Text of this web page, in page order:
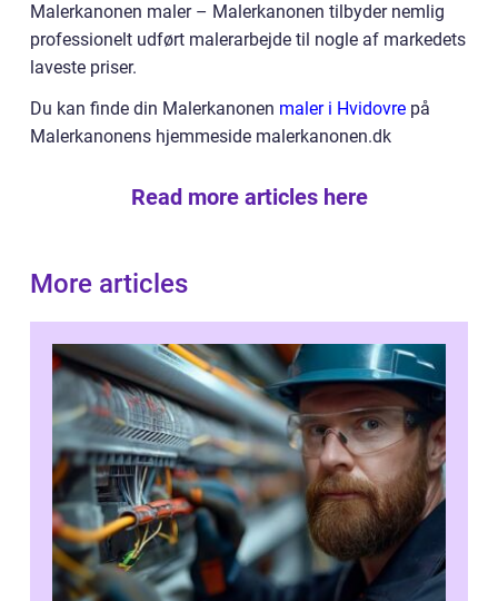
Malerkanonen maler – Malerkanonen tilbyder nemlig
professionelt udført malerarbejde til nogle af markedets
laveste priser.
Du kan finde din Malerkanonen maler i Hvidovre på
Malerkanonens hjemmeside malerkanonen.dk
Read more articles here
More articles